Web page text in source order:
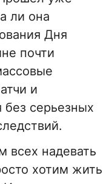
ли она
Дня
почти
и
без серьезных
всех надевать
хотим жить